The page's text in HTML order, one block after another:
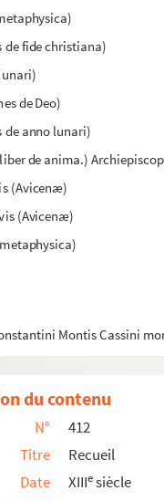
de fide christiana)
de Deo)
de anno lunari)
de anima.)
(Avicenæ)
(Avicenæ)
Montis Cassini
tertius incipit de
diversorum de
du contenu
N°
412
Titre
Recueil
Date
XIIIesiècle